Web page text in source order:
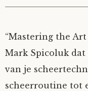
“Mastering the
Mark Spicoluk
van je
scheerroutine tot